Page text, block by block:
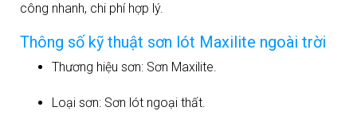
công nhanh, chi phí hợp lý.
Thông số kỹ thuật sơn lót Maxilite ngoài trời
Thương hiệu sơn: Sơn Maxilite.
Loại sơn: Sơn lót ngoại thất.